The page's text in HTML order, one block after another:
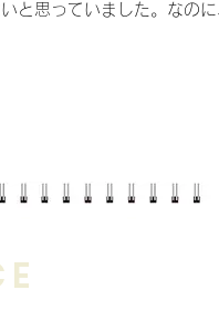
と思っていました。なの